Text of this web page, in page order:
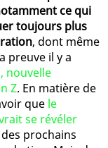
ce qui
toujours plus
, dont même
preuve il y a
nouvelle
Z. En matière de
que le
se révéler
prochains